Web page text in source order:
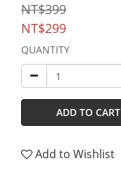
NT$399
NT$299
QUANTITY
ADD TO CART
Add to Wishlist